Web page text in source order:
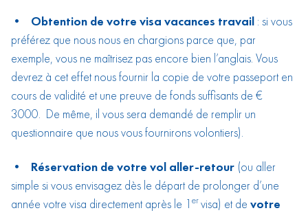
• Obtention de votre visa vacances travail : si vous
préférez que nous nous en chargions parce que, par
exemple, vous ne maîtrisez pas encore bien l’anglais. Vous
devrez à cet effet nous fournir la copie de votre passeport en
cours de validité et une preuve de fonds suffisants de €
3000. De même, il vous sera demandé de remplir un
questionnaire que nous vous fournirons volontiers).
• Réservation de votre vol aller-retour (ou aller
simple si vous envisagez dès le départ de prolonger d’une
année votre visa directement après le 1 ervisa) et de votre